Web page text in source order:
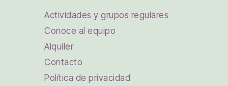
Actividades y grupos regulares
Conoce al equipo
Alquiler
Contacto
Política de privacidad